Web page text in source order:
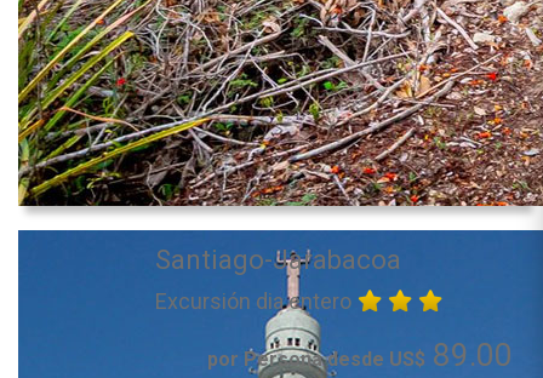
Santiago-Jarabacoa
Excursión dia entero
por Persona desde US$ 89.00